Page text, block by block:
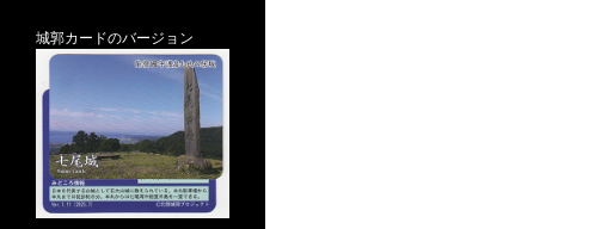
城郭カードのバージョン